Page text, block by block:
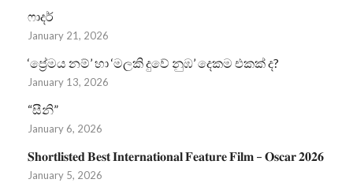
ෆාදර්
January 21, 2026
‘ප්‍රේමය නම්’ හා ‘මලකි දුවේ නුඹ’ දෙකම එකක් ද?
January 13, 2026
“සීනි”
January 6, 2026
𝐒𝐡𝐨𝐫𝐭𝐥𝐢𝐬𝐭𝐞𝐝 𝐁𝐞𝐬𝐭 𝐈𝐧𝐭𝐞𝐫𝐧𝐚𝐭𝐢𝐨𝐧𝐚𝐥 𝐅𝐞𝐚𝐭𝐮𝐫𝐞 𝐅𝐢𝐥𝐦 – 𝐎𝐬𝐜𝐚𝐫 𝟐𝟎𝟐𝟔
January 5, 2026